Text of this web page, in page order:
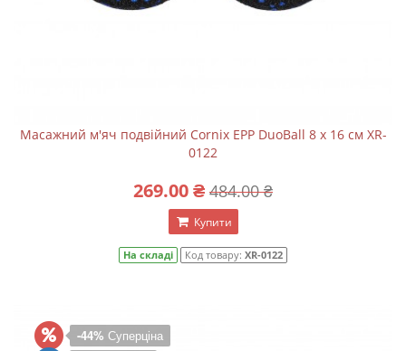
Масажний м'яч подвійний Cornix EPP DuoBall 8 x 16 см XR-
0122
269.00 ₴ 484.00 ₴
Купити
На складі Код товару: XR-0122
-44% Суперціна